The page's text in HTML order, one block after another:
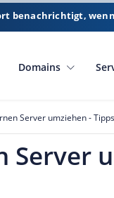
benachrichtigt,
Domains
Server umziehen -